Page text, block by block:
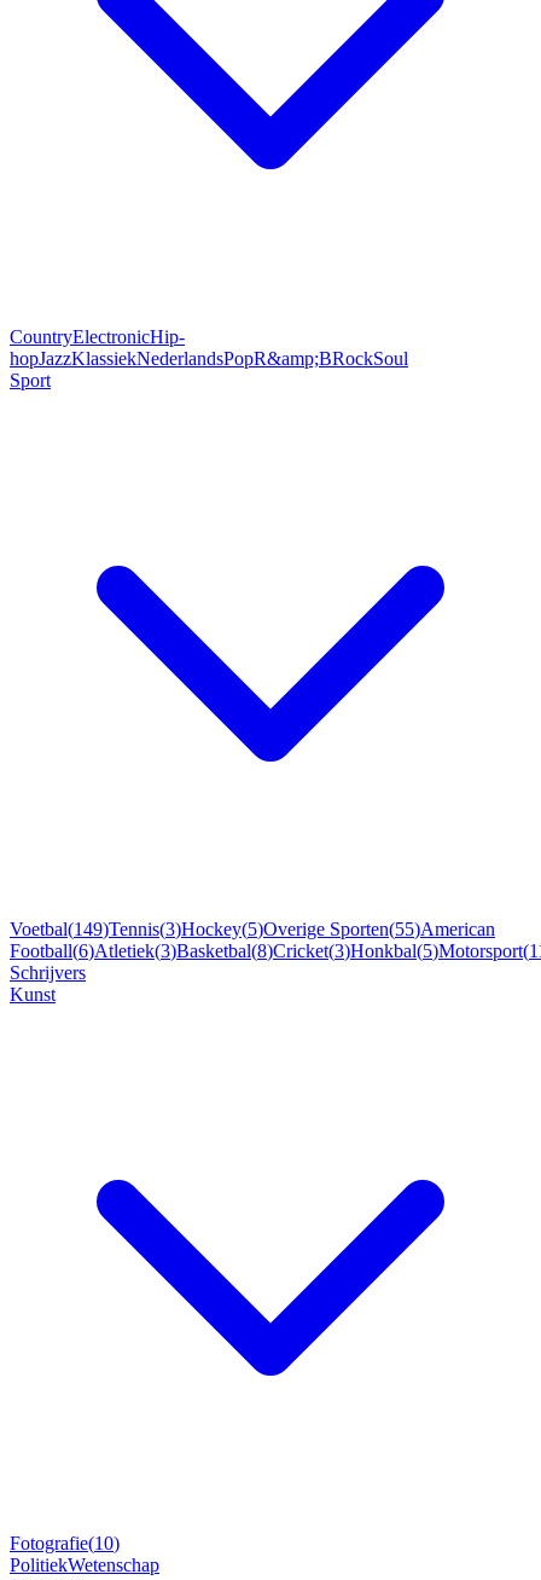
CountryElectronicHip-
hopJazzKlassiekNederlandsPopR&amp;BRockSoul
Sport
Voetbal(149)Tennis(3)Hockey(5)Overige Sporten(55)American
Football(6)Atletiek(3)Basketbal(8)Cricket(3)Honkbal(5)Motorsport(
Schrijvers
Kunst
Fotografie(10)
PolitiekWetenschap